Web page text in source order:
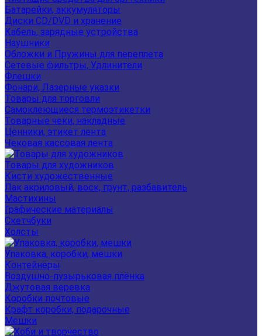
Батарейки, аккумуляторы
Диски CD/DVD и хранение
Кабель, зарядные устройства
Наушники
Обложки и Пружины для переплета
Сетевые фильтры, Удлинители
Флешки
Фонари, Лазерные указки
Товары для торговли
Самоклеющиеся термоэтикетки
Товарные чеки, накладные
Ценники, этикет лента
Чековая кассовая лента
Товары для художников
Кисти художественные
Лак акриловый, воск, грунт, разбавитель
Мастихины
Графические материалы
Скетчбуки
Холсты
Упаковка, коробки, мешки
Контейнеры
Воздушно-пузырьковая плёнка
Джутовая веревка
Коробки почтовые
Крафт коробки, подарочные
Мешки